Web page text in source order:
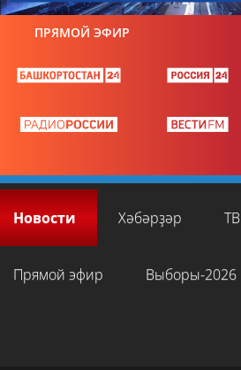
ПРЯМОЙ ЭФИР
Новости Хәбәрҙәр ТВ
Прямой эфир Выборы-2026